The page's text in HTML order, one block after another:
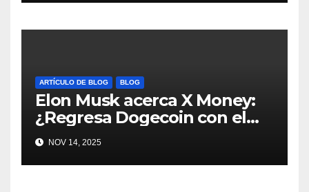
ARTÍCULO DE BLOG BLOG
Elon Musk acerca X Money:
¿Regresa Dogecoin con el
nuevo pago nativo? #Cripto
#Dogecoin
NOV 14, 2025